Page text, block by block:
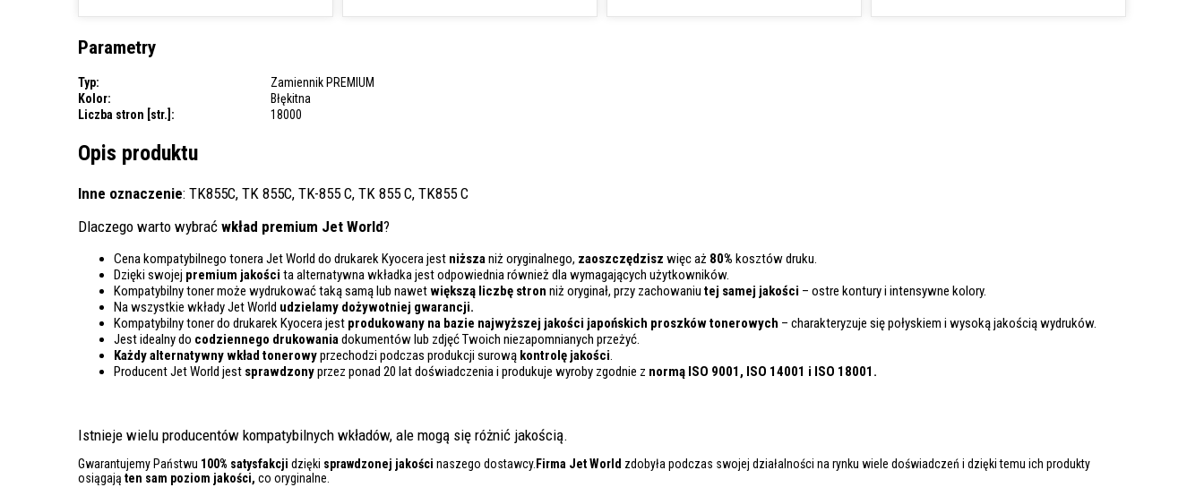
Parametry
Typ:
Zamiennik PREMIUM
Kolor:
Błękitna
Liczba stron [str.]:
18000
Opis produktu
Inne oznaczenie: TK855C, TK 855C, TK-855 C, TK 855 C, TK855 C
Dlaczego warto wybrać wkład premium Jet World?
Cena kompatybilnego tonera Jet World do drukarek Kyocera jest niższaniż oryginalnego, zaoszczędzisz więc aż 80% kosztów druku.
Dzięki swojej premium jakości ta alternatywna wkładka jest odpowiednia również dla wymagających użytkowników.
Kompatybilny toner może wydrukować taką samą lub nawetwiększą liczbę stron niż oryginał, przy zachowaniu tej samej jakości – ostre kontury i intensywne kolory.
Na wszystkie wkłady Jet World udzielamy dożywotniej gwarancji.
Kompatybilny toner do drukarek Kyocera jest produkowany na bazie najwyższej jakości japońskich proszków tonerowych – charakteryzuje się połyskiem i wysoką jakością wydruków.
Jest idealny do codziennego drukowaniadokumentów lub zdjęć Twoich niezapomnianych przeżyć.
Każdy alternatywny wkład tonerowyprzechodzi podczas produkcji surową kontrolę jakości.
Producent Jet World jest sprawdzonyprzez ponad 20 lat doświadczenia i produkuje wyroby zgodnie z normą ISO 9001, ISO 14001 i ISO 18001.
Istnieje wielu producentów kompatybilnych wkładów, ale mogą się różnić jakością.
Gwarantujemy Państwu 100% satysfakcji dzięki sprawdzonej jakości naszego dostawcy. Firma Jet World zdobyła podczas swojej działalności na rynku wiele doświadczeń i dzięki temu ich produkty
osiągają ten sam poziom jakości, co oryginalne.